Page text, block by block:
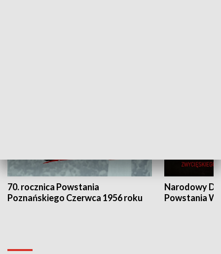
70. rocznica Powstania
Poznańskiego Czerwca 1956 roku
Narodowy
Powstania